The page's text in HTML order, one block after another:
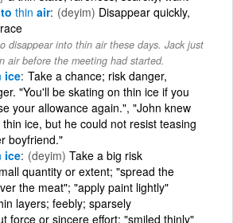
thin air (deyim) Disappear quickly,
disappear into thin air these days. Jack just
air before the meeting had started.
ice Take a chance; risk danger,
"You'll be skating on thin ice if you
your allowance again.", "John knew
ice, but he could not resist teasing
boyfriend."
ice (deyim) Take a big risk
quantity or extent; "spread the
the meat"; "apply paint lightly"
layers; feebly; sparsely
force or sincere effort; "smiled thinly"